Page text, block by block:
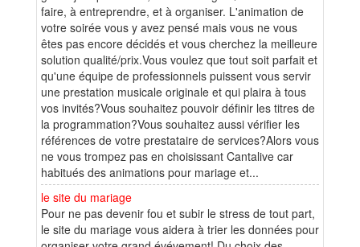
faire, à entreprendre, et à organiser. L'animation de
votre soirée vous y avez pensé mais vous ne vous
êtes pas encore décidés et vous cherchez la meilleure
solution qualité/prix.Vous voulez que tout soit parfait et
qu'une équipe de professionnels puissent vous servir
une prestation musicale originale et qui plaira à tous
vos invités?Vous souhaitez pouvoir définir les titres de
la programmation?Vous souhaitez aussi vérifier les
références de votre prestataire de services?Alors vous
ne vous trompez pas en choisissant Cantalive car
habitués des animations pour mariage et...
le site du mariage
Pour ne pas devenir fou et subir le stress de tout part,
le site du mariage vous aidera à trier les données pour